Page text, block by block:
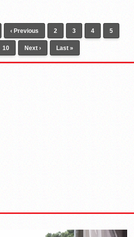
‹ Previous 2 3 4 5
10 Next › Last »